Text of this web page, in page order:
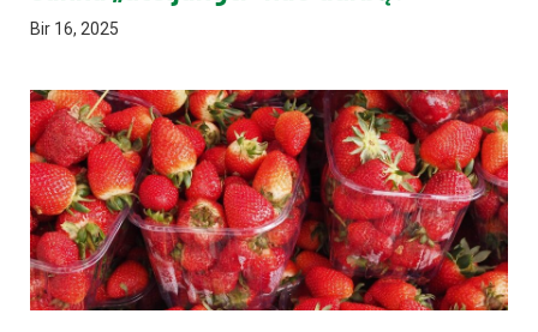
Bir 16, 2025